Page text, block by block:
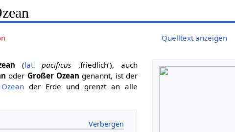
Quelltext anzeigen
(lat. pacificus ‚friedlich‘), auch
oder Großer Ozean genannt, ist der
Ozeander Erde und grenzt an alle